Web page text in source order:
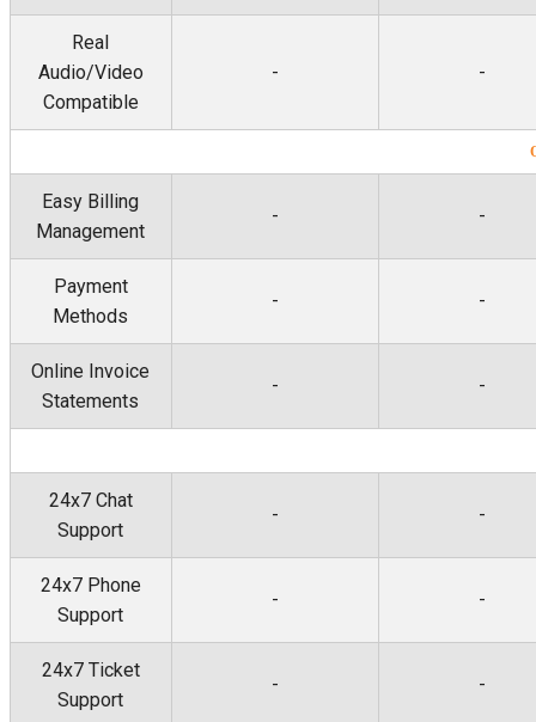
Real
Audio/Video
Compatible
- -
Easy Billing
Management
- -
Payment
Methods
- -
Online Invoice
Statements
- -
24x7 Chat
Support
- -
24x7 Phone
Support
- -
24x7 Ticket
Support
- -